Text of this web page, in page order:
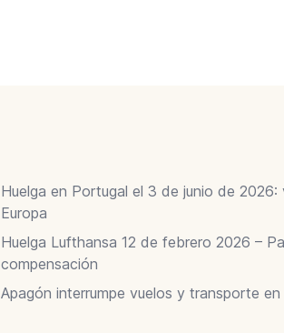
Huelga en Portugal el 3 de junio de
Europa
Huelga Lufthansa 12 de febrero 2026 –
compensación
Apagón interrumpe vuelos y transporte